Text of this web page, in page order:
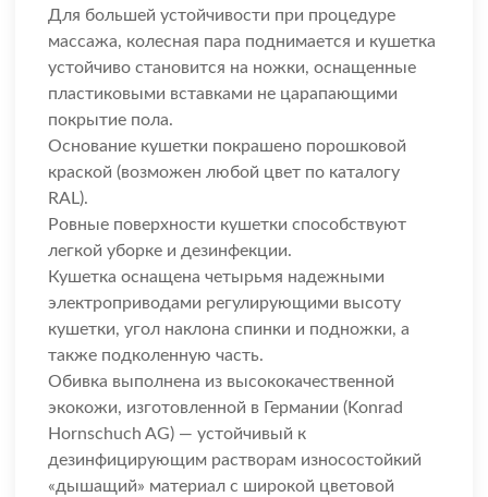
Для большей устойчивости при процедуре
массажа, колесная пара поднимается и кушетка
устойчиво становится на ножки, оснащенные
пластиковыми вставками не царапающими
покрытие пола.
Основание кушетки покрашено порошковой
краской (возможен любой цвет по каталогу
RAL).
Ровные поверхности кушетки способствуют
легкой уборке и дезинфекции.
Кушетка оснащена четырьмя надежными
электроприводами регулирующими высоту
кушетки, угол наклона спинки и подножки, а
также подколенную часть.
Обивка выполнена из высококачественной
экокожи, изготовленной в Германии (Konrad
Hornschuch AG) — устойчивый к
дезинфицирующим растворам износостойкий
«дышащий» материал с широкой цветовой